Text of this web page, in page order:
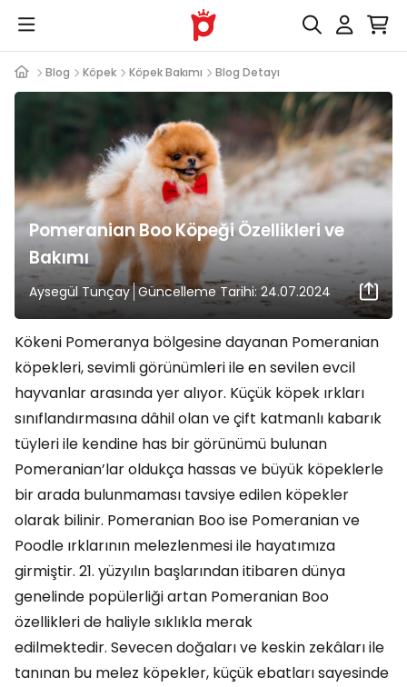
Blog Köpek Köpek Bakımı Blog Detayı
Pomeranian Boo Köpeği Özellikleri ve
Bakımı
Aysegül Tunçay Güncelleme Tarihi: 24.07.2024
Kökeni Pomeranya bölgesine dayanan Pomeranian
köpekleri, sevimli görünümleri ile en sevilen evcil
hayvanlar arasında yer alıyor. Küçük köpek ırkları
sınıflandırmasına dâhil olan ve çift katmanlı kabarık
tüyleri ile kendine has bir görünümü bulunan
Pomeranian’lar oldukça hassas ve büyük köpeklerle
bir arada bulunmaması tavsiye edilen köpekler
olarak bilinir. Pomeranian Boo ise Pomeranian ve
Poodle ırklarının melezlenmesi ile hayatımıza
girmiştir. 21. yüzyılın başlarından itibaren dünya
genelinde popülerliği artan Pomeranian Boo
özellikleri de haliyle sıklıkla merak
edilmektedir. Sevecen doğaları ve keskin zekâları ile
tanınan bu melez köpekler, küçük ebatları sayesinde